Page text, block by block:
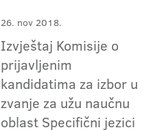
26. nov 2018.
Izvještaj Komisije o
prijavljenim
kandidatima za izbor u
zvanje za užu naučnu
oblast Specifični jezici